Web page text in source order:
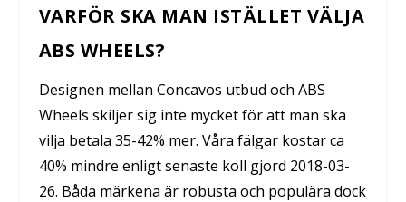
VARFÖR SKA MAN ISTÄLLET VÄLJA
ABS WHEELS?
Designen mellan Concavos utbud och ABS
Wheels skiljer sig inte mycket för att man ska
vilja betala 35-42% mer. Våra fälgar kostar ca
40% mindre enligt senaste koll gjord 2018-03-
26. Båda märkena är robusta och populära dock